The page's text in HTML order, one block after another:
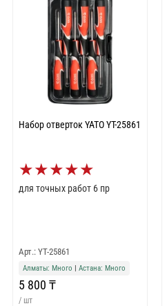
Набор отверток YATO YT-25861
★★★★★
для точных работ 6 пр
Арт.: YT-25861
Алматы: Много | Астана: Много
5 800 ₸
/ шт